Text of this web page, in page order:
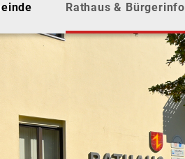
Rathaus & Bürgerinfo